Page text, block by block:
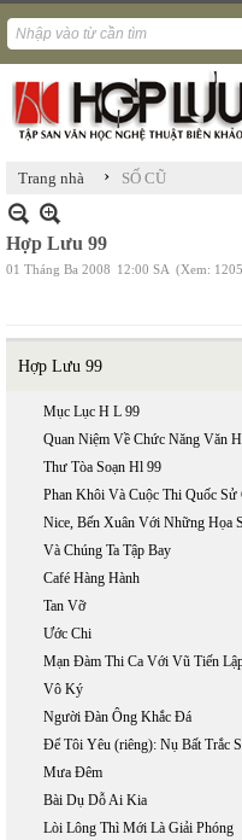
Trang nhà › SỐ CŨ
Hợp Lưu 99
01 Tháng Ba 2008 12:00 SA (Xem:
Hợp Lưu 99
Mục Lục H L 99
Thư Tòa Soạn Hl 99
Phan Khôi Và Cuộc Thi Quốc Sử
Nice, Bến Xuân Với Những Họa
Và Chúng Ta Tập Bay
Café Hàng Hành
Tan Vỡ
Ước Chi
Mạn Đàm Thi Ca Với Vũ Tiến
Vô Ký
Người Đàn Ông Khắc Đá
Để Tôi Yêu (riêng): Nụ Bất Trắc
Mưa Đêm
Bài Dụ Dỗ Ai Kia
Lòi Lông Thì Mới Là Giải Phóng